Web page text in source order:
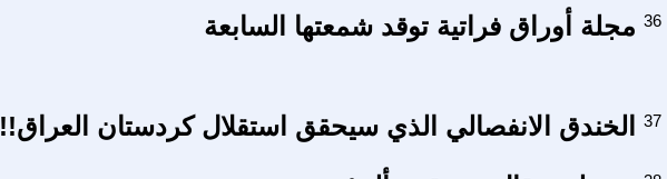
مجلة أوراق فراتية توقد شمعتها السابعة 36
الخندق الانفصالي الذي سيحقق استقلال كردستان العراق!! 37